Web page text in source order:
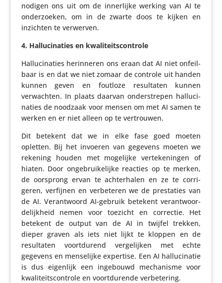
nodigen ons uit om de inner­lijke werking van AI te
onder­zoeken, om in de zwarte doos te kijken en
inzichten te verwerven.
4. Hallu­ci­na­ties en kwaliteitscontrole
Hallu­ci­na­ties herin­neren ons eraan dat AI niet onfeil­
baar is en dat we niet zomaar de controle uit handen
kunnen geven en foutloze resul­taten kunnen
verwachten. In plaats daarvan onder­strepen hallu­ci­
na­ties de noodzaak voor mensen om met AI samen te
werken en er niet alleen op te vertrouwen.
Dit betekent dat we in elke fase goed moeten
opletten. Bij het invoeren van gegevens moeten we
rekening houden met mogelijke verte­ke­ningen of
hiaten. Door onge­brui­ke­lijke reacties op te merken,
de oorsprong ervan te achter­halen en ze te corri­
geren, verfijnen en verbe­teren we de pres­ta­ties van
de AI. Verant­woord AI-gebruik betekent verant­woor­
de­lijk­heid nemen voor toezicht en correctie. Het
betekent de output van de AI in twijfel trekken,
dieper graven als iets niet lijkt te kloppen en de
resul­taten voort­du­rend verge­lijken met echte
gegevens en mense­lijke expertise. Een AI hallu­ci­natie
is dus eigenlijk een ingebouwd mecha­nisme voor
kwali­teits­con­trole en voort­du­rende verbetering.